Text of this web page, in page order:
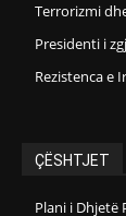
Terrorizmi
Presidenti i
Rezistenca e
ÇËSHTJET
Plani i Dhjetë